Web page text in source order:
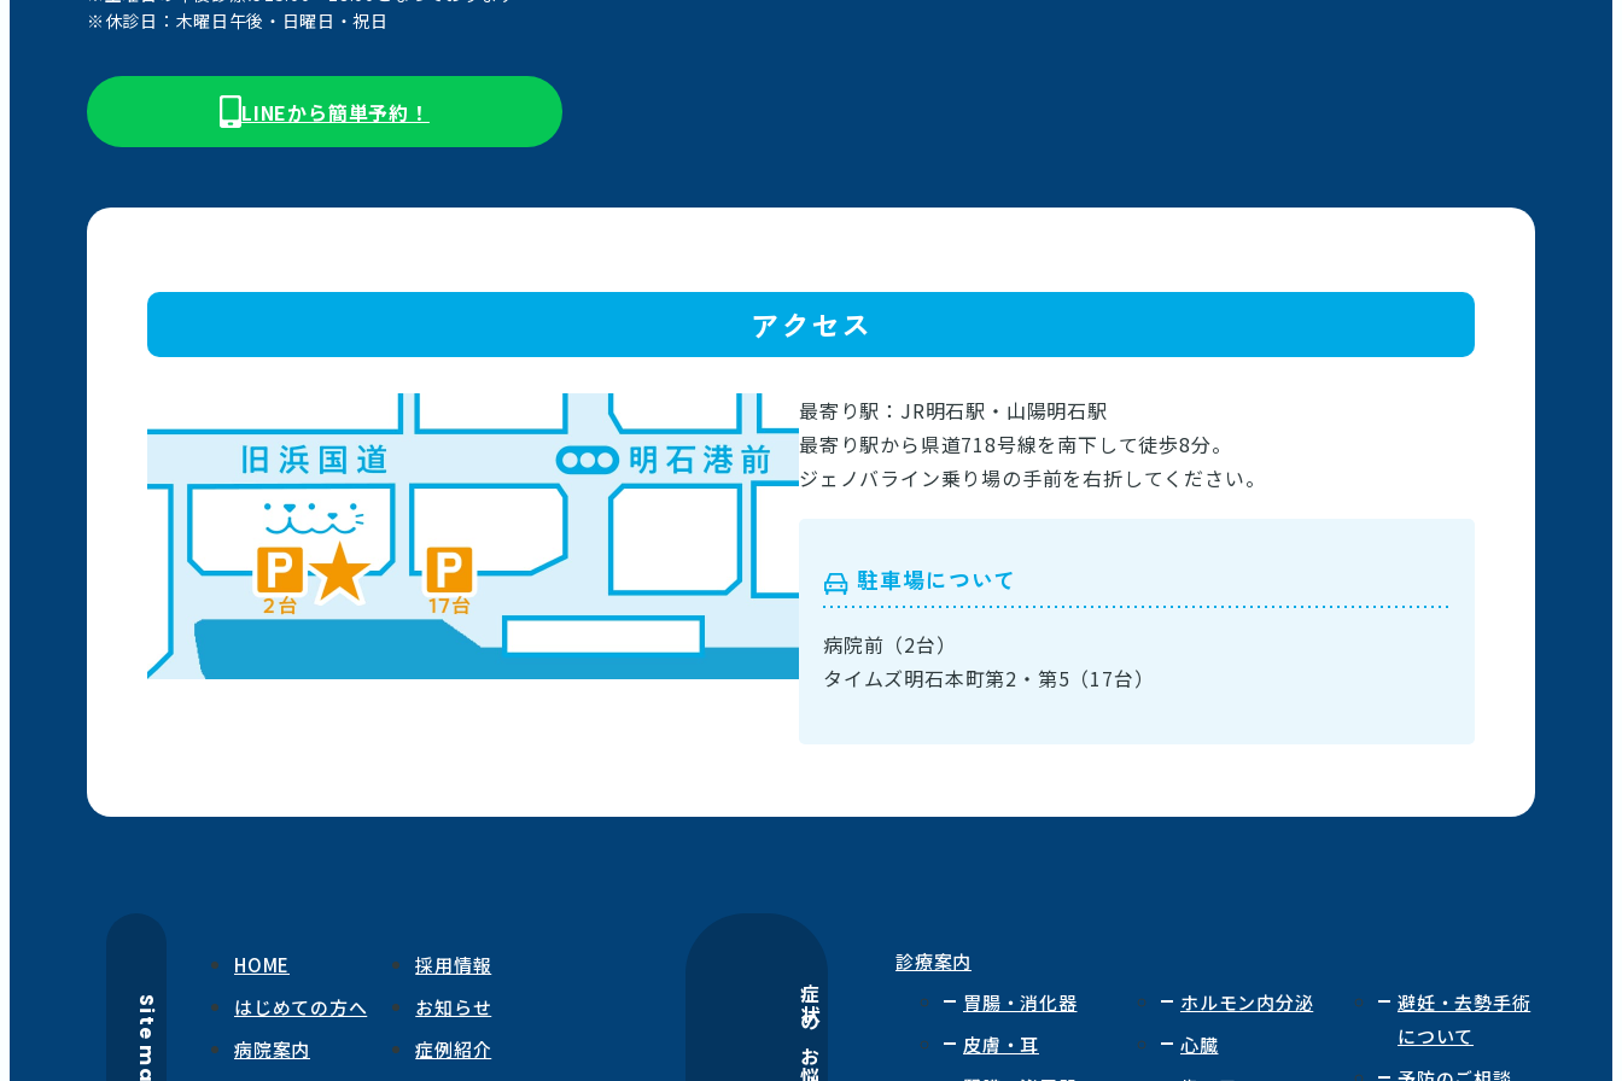
※休診日：木曜日午後・日曜日・祝日
LINEから簡単予約！
アクセス
最寄り駅：JR明石駅・山陽明石駅
最寄り駅から県道718号線を南下して徒歩8分。
ジェノバライン乗り場の手前を右折してください。
駐車場について
病院前（2台）
タイムズ明石本町第2・第5（17台）
Site map
HOME
はじめての方へ
病院案内
採用情報
お知らせ
症例紹介
症状のお悩み
診療案内
胃腸・消化器
皮膚・耳
ホルモン内分泌
心臓
避妊・去勢手術
について